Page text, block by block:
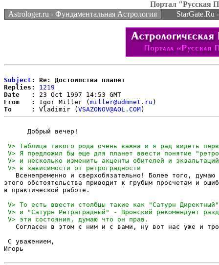
Портал "Русская
Astrologer.ru - Фундаментальная Астрология
StarGate.Ru
Subject : Re: Достоинства планет
Replies:
1219
Date   :
From   :
Igor Miller (miller@udmnet.ru
To     :
Vladimir (VSAZONOV@AOL.COM
      Добрый вечер!
Всенепременно и сверхобязательно! Более того, думаю
этого обстоятельства приводит к грубым просчетам и
в практической работе.
Согласен в этом с ним и с вами, ну вот нас уже и
С уважением,
Игорь